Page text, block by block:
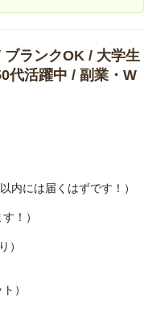
ランクOK / 大学生
代活躍中 / 副業・W
内には届くはずです！）
！）
）
）